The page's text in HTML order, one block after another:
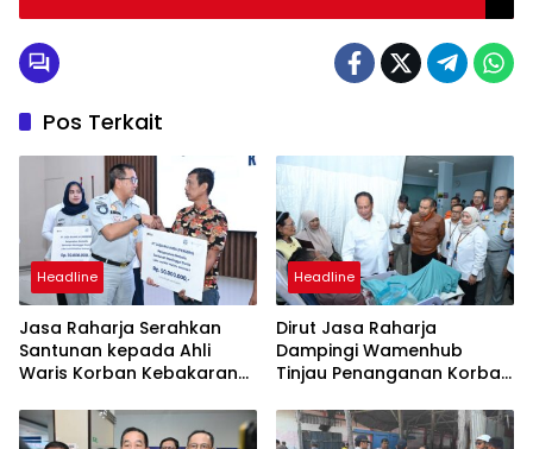
Pos Terkait
Headline
Jasa Raharja Serahkan
Santunan kepada Ahli
Waris Korban Kebakaran
Headline
Dirut Jasa Raharja
Dampingi Wamenhub
Tinjau Penanganan Korban
PHC Surabaya